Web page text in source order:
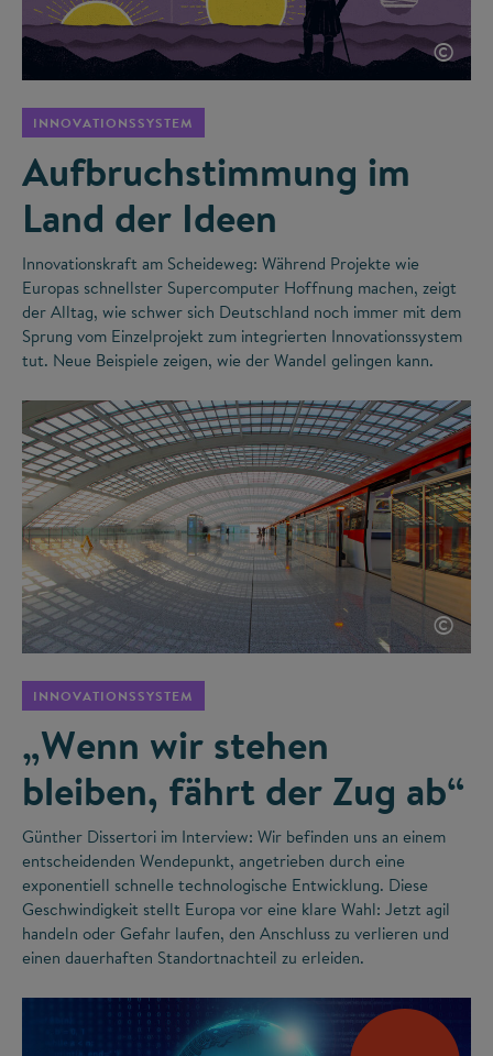
©
INNOVATIONSSYSTEM
Aufbruchstimmung im
Land der Ideen
Innovationskraft am Scheideweg: Während Projekte wie
Europas schnellster Supercomputer Hoffnung machen, zeigt
der Alltag, wie schwer sich Deutschland noch immer mit dem
Sprung vom Einzelprojekt zum integrierten Innovationssystem
tut. Neue Beispiele zeigen, wie der Wandel gelingen kann.
©
INNOVATIONSSYSTEM
„Wenn wir stehen
bleiben, fährt der Zug ab“
Günther Dissertori im Interview: Wir befinden uns an einem
entscheidenden Wendepunkt, angetrieben durch eine
exponentiell schnelle technologische Entwicklung. Diese
Geschwindigkeit stellt Europa vor eine klare Wahl: Jetzt agil
handeln oder Gefahr laufen, den Anschluss zu verlieren und
einen dauerhaften Standortnachteil zu erleiden.